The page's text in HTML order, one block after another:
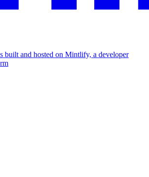
built and hosted on Mintlify, a developer